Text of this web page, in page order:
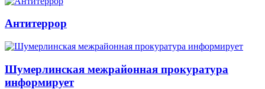
Антитеррор
Шумерлинская межрайонная прокуратура
информирует